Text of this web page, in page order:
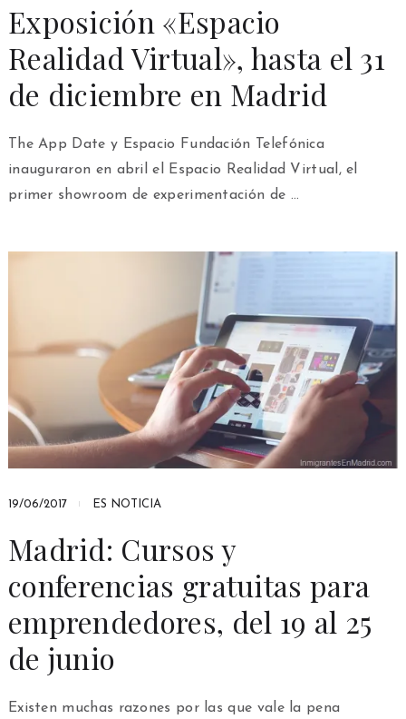
Exposición «Espacio
Realidad Virtual», hasta el 31
de diciembre en Madrid
The App Date y Espacio Fundación Telefónica
inauguraron en abril el Espacio Realidad Virtual, el
primer showroom de experimentación de …
19/06/2017 ES NOTICIA
Madrid: Cursos y
conferencias gratuitas para
emprendedores, del 19 al 25
de junio
Existen muchas razones por las que vale la pena